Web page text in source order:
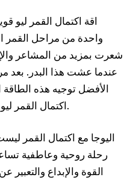
اقة اكتمال القمر ليو
واحدة من مراحل القمر
شعرت بمزيد من المشاعر
عندما عشت هذا البدر. بعد
الأفضل توجيه هذه
اكتمال القمر ليو بطرق أكثر ترسيخًا وذات مغزى.
اليوجا مع اكتمال القمر
رحلة روحية وعاطفية
القوة والإبداع